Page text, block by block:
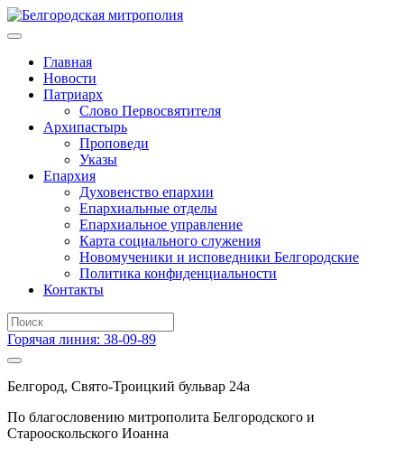
Главная
Новости
Патриарх
Слово Первосвятителя
Архипастырь
Проповеди
Указы
Епархия
Духовенство епархии
Епархиальные отделы
Епархиальное управление
Карта социального служения
Новомученики и исповедники Белгородские
Политика конфиденциальности
Контакты
Горячая линия: 38-09-89
Белгород, Свято-Троицкий бульвар 24а
По благословению митрополита Белгородского и
Старооскольского Иоанна